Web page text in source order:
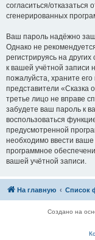
согласиться/
сгенерированных
Ваш пароль надёжно
Однако не
регистрируясь на
к вашей учётной записи
пожалуйста, храните его
представители «Сказка
третье лицо не вправе
забудете ваш пароль к
воспользоваться
предусмотренной
необходимо ввести
программное
вашей учётной записи.
На главную Список
Создано на